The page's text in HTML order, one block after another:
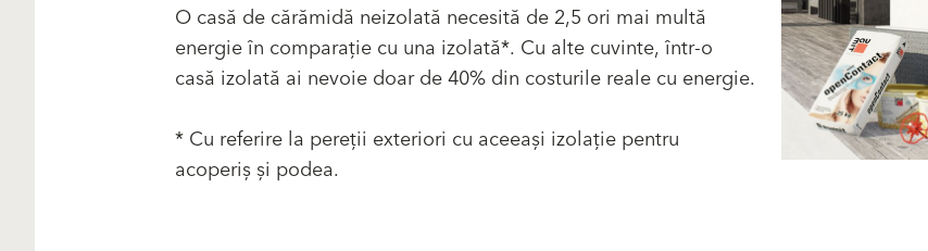
O casă de cărămidă neizolată necesită de 2,5 ori mai multă
energie în comparație cu una izolată*. Cu alte cuvinte, într-o
casă izolată ai nevoie doar de 40% din costurile reale cu energie.
* Cu referire la pereții exteriori cu aceeași izolație pentru
acoperiș și podea.